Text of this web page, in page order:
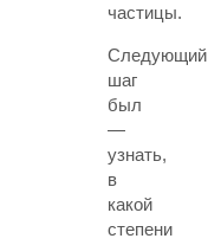
частицы.
Следующий
шаг
был
—
узнать,
в
какой
степени